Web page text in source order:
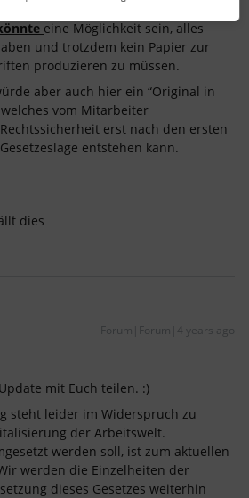
eine Möglichkeit sein, alles
und trotzdem kein Papier zur
produzieren zu müssen.
aber auch hier ein “Original in
vom Mitarbeiter
erst nach den ersten
entstehen kann.
dies
Forum|Forum|4 years ago
mit Euch teilen. :)
steht leider im Widerspruch zu
der Arbeitswelt.
werden soll, ist zum aktuellen
werden die Einzelheiten der
dieses Gesetzes weiterhin